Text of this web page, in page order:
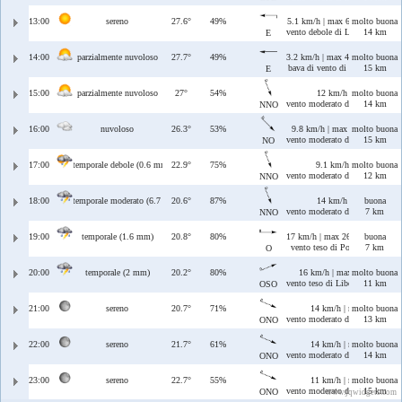
13:00 sereno 27.6°
49%
E
5.1 km/h | max 6 km/h
vento debole di Levante
molto buona
14 km
14:00 parzialmente nuvoloso 27.7°
49%
E
3.2 km/h | max 4.9 km/h
bava di vento di Levante
molto buona
15 km
15:00 parzialmente nuvoloso 27°
54%
NNO
12 km/h | max 12 km/
vento moderato di Maestrale/
molto buona
14 km
16:00 nuvoloso 26.3°
53%
NO
9.8 km/h | max 9.9 km/h
vento moderato di Maestrale
molto buona
15 km
17:00 temporale debole (0.6 mm) 22.9°
75%
NNO
9.1 km/h | max 11 km/
vento moderato di Maestrale/
molto buona
12 km
18:00 temporale moderato (6.7 mm)20.6°
87%
NNO
14 km/h | max 16 km/
vento moderato di Maestrale/
buona
7 km
19:00 temporale (1.6 mm) 20.8°
80%
O
17 km/h | max 26 km/h
vento teso di Ponente
buona
7 km
20:00 temporale (2 mm) 20.2°
80%
OSO
16 km/h | max 25 km/h
vento teso di Libeccio/Ponente
molto buona
11 km
21:00 sereno 20.7°
71%
ONO
14 km/h | max 20 km/h
vento moderato di Ponente/
molto buona
13 km
22:00 sereno 21.7°
61%
ONO
14 km/h | max 17 km/h
vento moderato di Ponente/
molto buona
14 km
23:00 sereno 22.7°
55%
ONO
11 km/h | max 15 km/h
vento moderato di Ponente/
molto buona
15 km
www.jqwidgets.com